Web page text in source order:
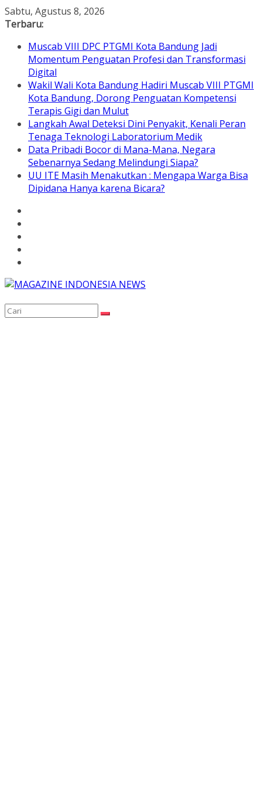
Skip
to
Sabtu, Agustus 8, 2026
Terbaru:
Muscab VIII DPC PTGMI Kota Bandung Jadi
Momentum Penguatan Profesi dan Transformasi
Digital
Wakil Wali Kota Bandung Hadiri Muscab VIII PTGMI
Kota Bandung, Dorong Penguatan Kompetensi
Terapis Gigi dan Mulut
Langkah Awal Deteksi Dini Penyakit, Kenali Peran
Tenaga Teknologi Laboratorium Medik
Data Pribadi Bocor di Mana-Mana, Negara
Sebenarnya Sedang Melindungi Siapa?
UU ITE Masih Menakutkan : Mengapa Warga Bisa
Dipidana Hanya karena Bicara?